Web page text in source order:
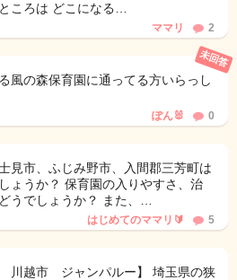
ころは どこになる…
ママリ 2
風の森保育園に通ってる方いらっし
未回答
ぽん🐰 0
見市、ふじみ野市、入間郡三芳町は
ょうか？ 保育園の入りやすさ、治
うでしょうか？ また、…
はじめてのママリ🔰 5
川越市 ジャンパルー】 埼玉県の狭